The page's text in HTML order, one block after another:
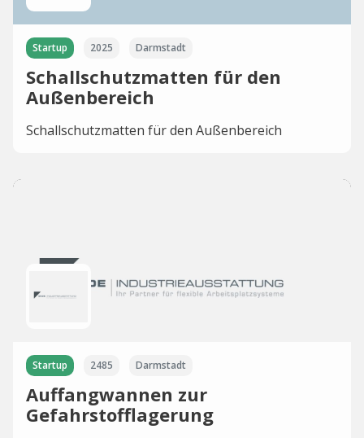
Startup 2025 Darmstadt
Schallschutzmatten für den
Außenbereich
Schallschutzmatten für den Außenbereich
Startup 2485 Darmstadt
Auffangwannen zur
Gefahrstofflagerung